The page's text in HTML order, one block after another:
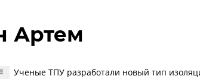
Артем
Ученые ТПУ разработали новый тип